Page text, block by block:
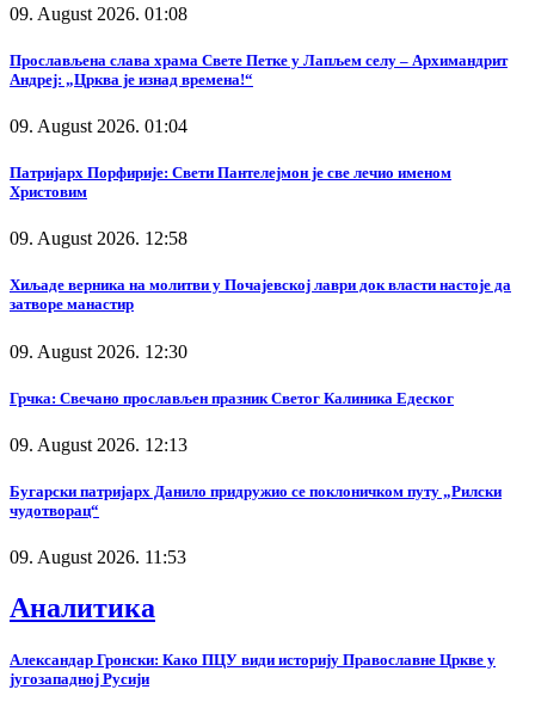
09. August 2026. 01:08
Прослављена слава храма Свете Петке у Лапљем селу – Архимандрит
Андреј: „Црква је изнад времена!“
09. August 2026. 01:04
Патријарх Порфирије: Свети Пантелејмон је све лечио именом
Христовим
09. August 2026. 12:58
Хиљаде верника на молитви у Почајевској лаври док власти настоје да
затворе манастир
09. August 2026. 12:30
Грчка: Свечано прослављен празник Светог Калиника Едеског
09. August 2026. 12:13
Бугарски патријарх Данило придружио се поклоничком путу „Рилски
чудотворац“
09. August 2026. 11:53
Аналитика
Александар Гронски: Како ПЦУ види историју Православне Цркве у
југозападној Русији